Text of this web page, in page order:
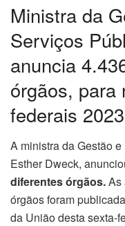
Ministra da
Serviços
anuncia
órgãos, para
federais
A ministra da Gestão
Esther Dweck,
diferentes órgãos.As
órgãos foram
da União desta sexta-